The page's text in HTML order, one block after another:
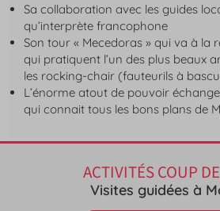
Sa collaboration avec les guides
qu’interprète francophone
Son tour « Mecedoras » qui va à la
qui pratiquent l’un des plus beaux
les rocking-chair (fauteurils à
L’énorme atout de pouvoir
qui connait tous les bons plans de
ACTIVITÉS COUP
Visites guidées à